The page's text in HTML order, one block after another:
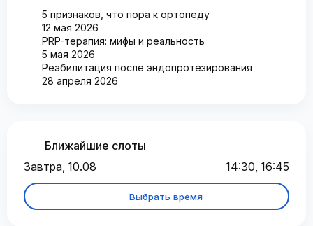
5 признаков, что пора к ортопеду
12 мая 2026
PRP-терапия: мифы и реальность
5 мая 2026
Реабилитация после эндопротезирования
28 апреля 2026
Ближайшие слоты
Завтра, 10.08
14:30, 16:45
Выбрать время